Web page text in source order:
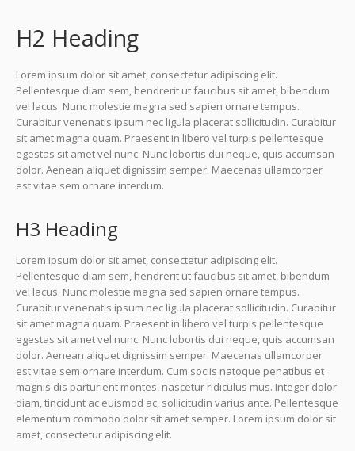
H2 Heading
Lorem ipsum dolor sit amet, consectetur adipiscing elit.
Pellentesque diam sem, hendrerit ut faucibus sit amet, bibendum
vel lacus. Nunc molestie magna sed sapien ornare tempus.
Curabitur venenatis ipsum nec ligula placerat sollicitudin. Curabitur
sit amet magna quam. Praesent in libero vel turpis pellentesque
egestas sit amet vel nunc. Nunc lobortis dui neque, quis accumsan
dolor. Aenean aliquet dignissim semper. Maecenas ullamcorper
est vitae sem ornare interdum.
H3 Heading
Lorem ipsum dolor sit amet, consectetur adipiscing elit.
Pellentesque diam sem, hendrerit ut faucibus sit amet, bibendum
vel lacus. Nunc molestie magna sed sapien ornare tempus.
Curabitur venenatis ipsum nec ligula placerat sollicitudin. Curabitur
sit amet magna quam. Praesent in libero vel turpis pellentesque
egestas sit amet vel nunc. Nunc lobortis dui neque, quis accumsan
dolor. Aenean aliquet dignissim semper. Maecenas ullamcorper
est vitae sem ornare interdum. Cum sociis natoque penatibus et
magnis dis parturient montes, nascetur ridiculus mus. Integer dolor
diam, tincidunt ac euismod ac, sollicitudin varius ante. Pellentesque
elementum commodo dolor sit amet semper. Lorem ipsum dolor sit
amet, consectetur adipiscing elit.